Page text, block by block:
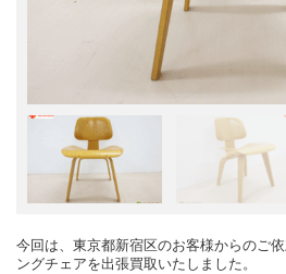
今回は、東京都新宿区のお客様からのご
ングチェアを出張買取いたしました。